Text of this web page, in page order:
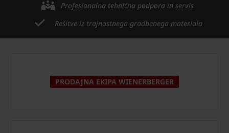
Profesionalna tehnična podpora in servis
Rešitve iz trajnostnega gradbenega materiala
PRODAJNA EKIPA WIENERBERGER